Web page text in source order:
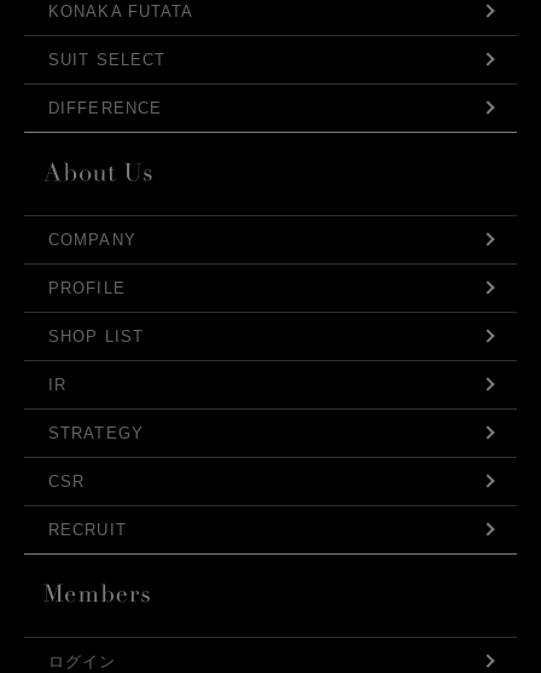
KONAKA FUTATA
SUIT SELECT
DIFFERENCE
COMPANY
PROFILE
SHOP LIST
IR
STRATEGY
CSR
RECRUIT
ログイン